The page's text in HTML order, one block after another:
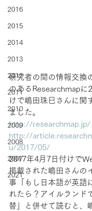
2016
2015
2014
2013
2012
2011
2010
2009
2008
2007
2021
研究者の間の情報交換
のあるResearchmapに
けで嶋田珠巳さんに関
ました。
http://researchmap.jp/
http://
u/2017/05/
2017年4月7日付けで
掲載された嶋田さんの
事「もし日本語が英語
れたら？アイルランド
替」と併せて読むと、